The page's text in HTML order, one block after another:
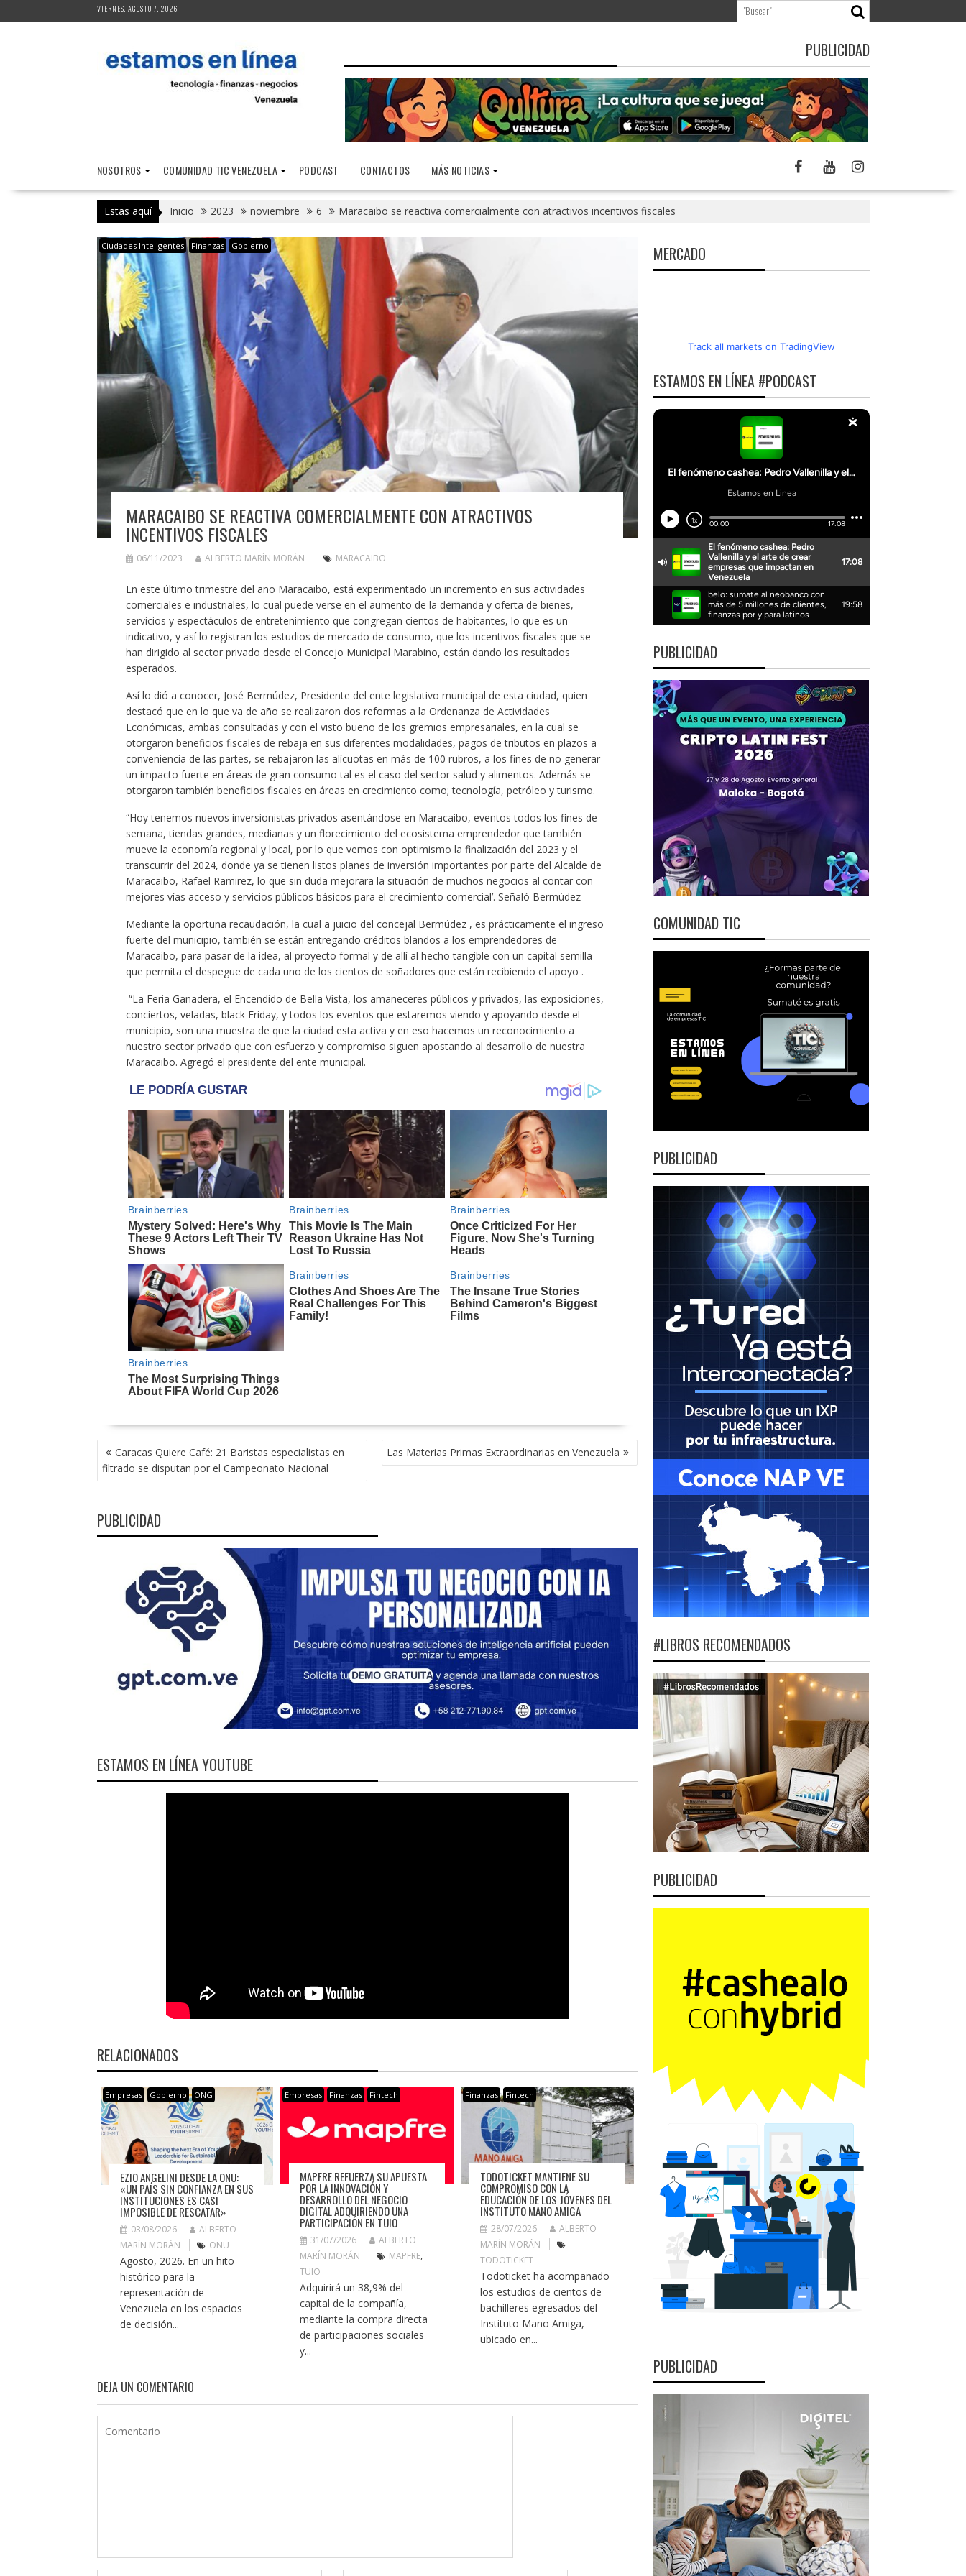
al
VIERNES, AGOSTO 7, 2026
PUBLICIDAD
NOSOTROS COMUNIDAD TIC VENEZUELA PODCAST CONTACTOS MÁS NOTICIAS
Estas aquí Inicio 2023 noviembre 6 Maracaibo se reactiva comercialmente con atractivos incentivos fiscales
Ciudades Inteligentes Finanzas Gobierno
MARACAIBO SE REACTIVA COMERCIALMENTE CON ATRACTIVOS
INCENTIVOS FISCALES
06/11/2023 ALBERTO MARÍN MORÁN MARACAIBO
En este último trimestre del año Maracaibo, está experimentado un incremento en sus actividades
comerciales e industriales, lo cual puede verse en el aumento de la demanda y oferta de bienes,
servicios y espectáculos de entretenimiento que congregan cientos de habitantes, lo que es un
indicativo, y así lo registran los estudios de mercado de consumo, que los incentivos fiscales que se
han dirigido al sector privado desde el Concejo Municipal Marabino, están dando los resultados
esperados.
Así lo dió a conocer, José Bermúdez, Presidente del ente legislativo municipal de esta ciudad, quien
destacó que en lo que va de año se realizaron dos reformas a la Ordenanza de Actividades
Económicas, ambas consultadas y con el visto bueno de los gremios empresariales, en la cual se
otorgaron beneficios fiscales de rebaja en sus diferentes modalidades, pagos de tributos en plazos a
conveniencia de las partes, se rebajaron las alícuotas en más de 100 rubros, a los fines de no generar
un impacto fuerte en áreas de gran consumo tal es el caso del sector salud y alimentos. Además se
otorgaron también beneficios fiscales en áreas en crecimiento como; tecnología, petróleo y turismo.
“Hoy tenemos nuevos inversionistas privados asentándose en Maracaibo, eventos todos los fines de
semana, tiendas grandes, medianas y un florecimiento del ecosistema emprendedor que también
mueve la economía regional y local, por lo que vemos con optimismo la finalización del 2023 y el
transcurrir del 2024, donde ya se tienen listos planes de inversión importantes por parte del Alcalde de
Maracaibo, Rafael Ramirez, lo que sin duda mejorara la situación de muchos negocios al contar con
mejores vías acceso y servicios públicos básicos para el crecimiento comercial’. Señaló Bermúdez
Mediante la oportuna recaudación, la cual a juicio del concejal Bermúdez , es prácticamente el ingreso
fuerte del municipio, también se están entregando créditos blandos a los emprendedores de
Maracaibo, para pasar de la idea, al proyecto formal y de allí al hecho tangible con un capital semilla
que permita el despegue de cada uno de los cientos de soñadores que están recibiendo el apoyo .
“La Feria Ganadera, el Encendido de Bella Vista, los amaneceres públicos y privados, las exposiciones,
conciertos, veladas, black Friday, y todos los eventos que estaremos viendo y apoyando desde el
municipio, son una muestra de que la ciudad esta activa y en eso hacemos un reconocimiento a
nuestro sector privado que con esfuerzo y compromiso siguen apostando al desarrollo de nuestra
Maracaibo. Agregó el presidente del ente municipal.
NAVEGACIÓN
DE
ENTRADAS
Caracas Quiere Café: 21 Baristas especialistas en
filtrado se disputan por el Campeonato Nacional
Las Materias Primas Extraordinarias en Venezuela
PUBLICIDAD
ESTAMOS EN LÍNEA YOUTUBE
RELACIONADOS
Empresas Gobierno ONG
EZIO ANGELINI DESDE LA ONU:
«UN PAÍS SIN CONFIANZA EN SUS
INSTITUCIONES ES CASI
IMPOSIBLE DE RESCATAR»
03/08/2026
ALBERTO
MARÍN MORÁN
ONU
Agosto, 2026. En un hito
histórico para la
representación de
Venezuela en los espacios
de decisión...
Empresas Finanzas Fintech
MAPFRE REFUERZA SU APUESTA
POR LA INNOVACIÓN Y
DESARROLLO DEL NEGOCIO
DIGITAL ADQUIRIENDO UNA
PARTICIPACIÓN EN TUIO
31/07/2026
ALBERTO
MARÍN MORÁN
MAPFRE,
TUIO
Adquirirá un 38,9% del
capital de la compañía,
mediante la compra directa
de participaciones sociales
y...
Finanzas Fintech
TODOTICKET MANTIENE SU
COMPROMISO CON LA
EDUCACIÓN DE LOS JÓVENES DEL
INSTITUTO MANO AMIGA
28/07/2026
ALBERTO
MARÍN MORÁN
TODOTICKET
Todoticket ha acompañado
los estudios de cientos de
bachilleres egresados del
Instituto Mano Amiga,
ubicado en...
DEJA UN COMENTARIO
MERCADO
Track all markets on TradingView
ESTAMOS EN LÍNEA #PODCAST
PUBLICIDAD
COMUNIDAD TIC
PUBLICIDAD
#LIBROS RECOMENDADOS
PUBLICIDAD
PUBLICIDAD